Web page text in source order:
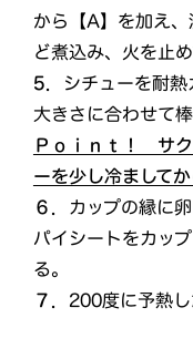
から【A】を加え
ど煮込み、火を止め
5． シチューを耐
大きさに合わせて
Ｐｏｉｎｔ！ サク
ーを少し冷まして
６． カップの縁に
パイシートをカッ
る。
７． 200度に予熱し